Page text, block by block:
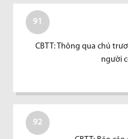
91
CBTT: Thông qua chủ
người
92